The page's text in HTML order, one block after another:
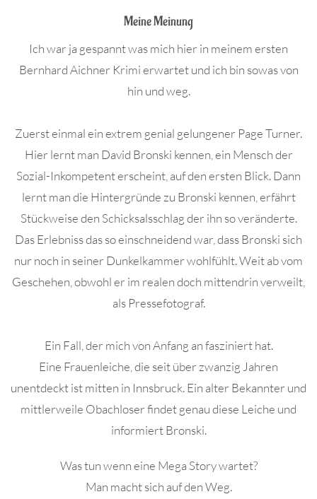
Meine Meinung
Ich war ja gespannt was mich hier in meinem ersten
Bernhard Aichner Krimi erwartet und ich bin sowas von
hin und weg.
Zuerst einmal ein extrem genial gelungener Page Turner.
Hier lernt man David Bronski kennen, ein Mensch der
Sozial-Inkompetent erscheint, auf den ersten Blick. Dann
lernt man die Hintergründe zu Bronski kennen, erfährt
Stückweise den Schicksalsschlag der ihn so veränderte.
Das Erlebniss das so einschneidend war, dass Bronski sich
nur noch in seiner Dunkelkammer wohlfühlt. Weit ab vom
Geschehen, obwohl er im realen doch mittendrin verweilt,
als Pressefotograf.
Ein Fall, der mich von Anfang an fasziniert hat.
Eine Frauenleiche, die seit über zwanzig Jahren
unentdeckt ist mitten in Innsbruck. Ein alter Bekannter und
mittlerweile Obachloser findet genau diese Leiche und
informiert Bronski.
Was tun wenn eine Mega Story wartet?
Man macht sich auf den Weg.